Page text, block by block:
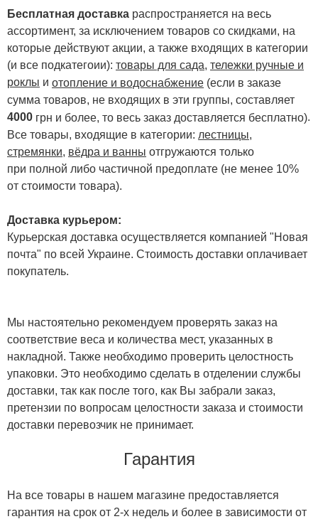
Бесплатная доставка распространяется на весь
ассортимент, за исключением товаров со скидками, на
которые действуют акции, а также входящих в категории
(и все подкатегоии): товары для сада, тележки ручные и
роклы и отопление и водоснабжение (если в заказе
сумма товаров, не входящих в эти группы, составляет
4000 грн и более, то весь заказ доставляется бесплатно).
Все товары, входящие в категории: лестницы,
стремянки, вёдра и ванны отгружаются только
при полной либо частичной предоплате (не менее 10%
от стоимости товара).
Доставка курьером:
Курьерская доставка осуществляется компанией "Новая
почта" по всей Украине. Стоимость доставки оплачивает
покупатель.
Мы настоятельно рекомендуем проверять заказ на
соответствие веса и количества мест, указанных в
накладной. Также необходимо проверить целостность
упаковки. Это необходимо сделать в отделении службы
доставки, так как после того, как Вы забрали заказ,
претензии по вопросам целостности заказа и стоимости
доставки перевозчик не принимает.
Гарантия
На все товары в нашем магазине предоставляется
гарантия на срок от 2-х недель и более в зависимости от